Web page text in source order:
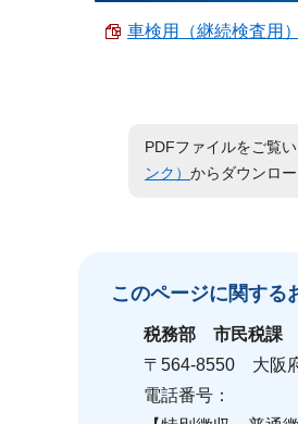
車検用（継続検査用
PDFファイルをご覧
ンク） からダウンロ
このページに関する
税務部 市民税課
〒564-8550 大阪
電話番号：